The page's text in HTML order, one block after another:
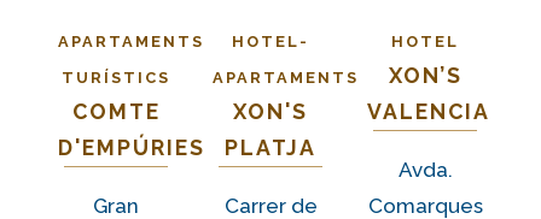
APARTAMENTS
TURÍSTICS
COMTE
D'EMPÚRIES
Gran
HOTEL-
APARTAMENTS
XON'S
PLATJA
Carrer de
HOTEL
XON’S
VALENCIA
Avda.
Comarques